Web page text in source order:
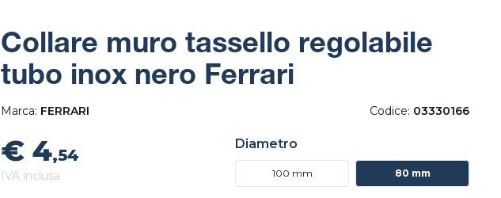
Collare muro tassello regolabile
tubo inox nero Ferrari
Marca: FERRARI Codice: 03330166
€ 4,54
IVA inclusa
Diametro
100 mm 80 mm